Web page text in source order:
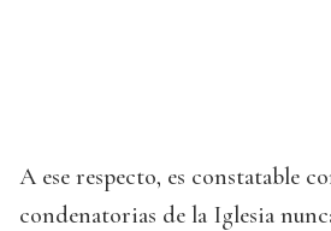
A ese respecto, es constatable
condenatorias de la Iglesia